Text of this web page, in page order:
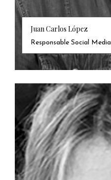
Juan Carlos López
Responsable Social Media